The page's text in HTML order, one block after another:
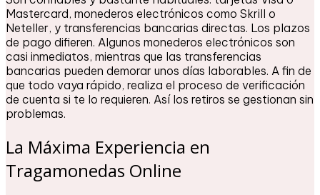
Mastercard, monederos electrónicos como Skrill o
Neteller, y transferencias bancarias directas. Los plazos
de pago difieren. Algunos monederos electrónicos son
casi inmediatos, mientras que las transferencias
bancarias pueden demorar unos días laborables. A fin de
que todo vaya rápido, realiza el proceso de verificación
de cuenta si te lo requieren. Así los retiros se gestionan sin
problemas.
La Máxima Experiencia en
Tragamonedas Online